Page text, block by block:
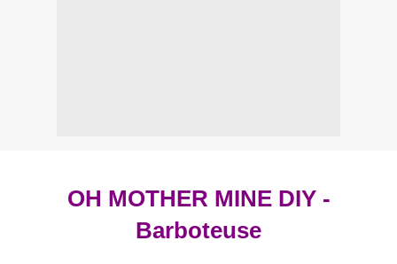
OH MOTHER MINE DIY -
Barboteuse